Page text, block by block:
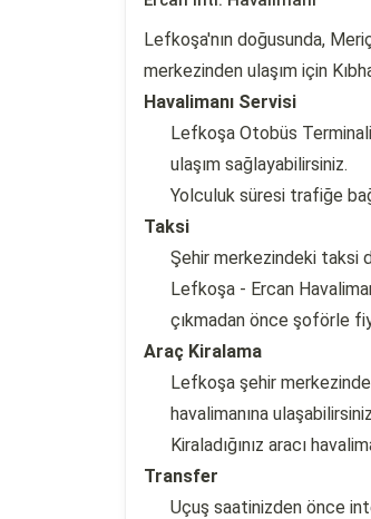
Lefkoşa'nın doğusunda,
merkezinden ulaşım için
Havalimanı Servisi
Lefkoşa Otobüs
ulaşım sağlayabilirsiniz.
Yolculuk süresi trafiğe
Taksi
Şehir merkezindeki taksi
Lefkoşa - Ercan
çıkmadan önce şoförle
Araç Kiralama
Lefkoşa şehir
havalimanına
Kiraladığınız aracı
Transfer
Uçuş saatinizden önce